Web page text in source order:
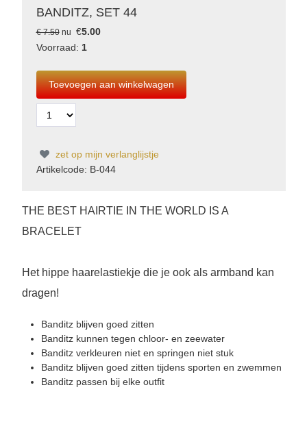
BANDITZ, SET 44
€ 7.50nu €5.00
Voorraad: 1
zet op mijn verlanglijstje
Artikelcode: B-044
THE BEST HAIRTIE IN THE WORLD IS A
BRACELET
Het hippe haarelastiekje die je ook als armband kan
dragen!
Banditz blijven goed zitten
Banditz kunnen tegen chloor- en zeewater
Banditz verkleuren niet en springen niet stuk
Banditz blijven goed zitten tijdens sporten en zwemmen
Banditz passen bij elke outfit